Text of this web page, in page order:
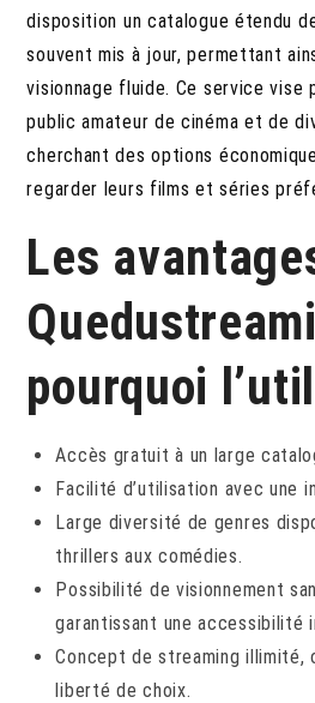
disposition un catalogue étendu
souvent mis à jour, permettant
visionnage fluide. Ce service vise
public amateur de cinéma et de
cherchant des options
regarder leurs films et séries
Les
pourquoi
Accès gratuit à un large
Facilité d’utilisation avec une
Large diversité de genres
thrillers aux comédies.
Possibilité de visionnement
garantissant une accessibilité
Concept de streaming illimité,
liberté de choix.